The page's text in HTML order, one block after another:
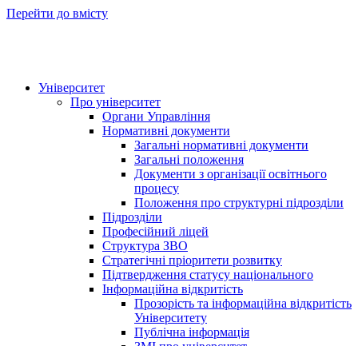
Перейти до вмісту
Університет
Про університет
Органи Управління
Нормативні документи
Загальні нормативні документи
Загальні положення
Документи з організації освітнього
процесу
Положення про структурні підрозділи
Підрозділи
Професійний ліцей
Структура ЗВО
Стратегічні пріоритети розвитку
Підтвердження статусу національного
Інформаційна відкритість
Прозорість та інформаційна відкритість
Університету
Публічна інформація